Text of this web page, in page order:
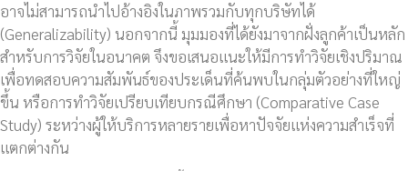
อาจไม่สามารถนำไปอ้างอิงในภาพรวมกับทุกบริษัทได้
(Generalizability) นอกจากนี้ มุมมองที่ได้ยังมาจากฝั่งลูกค้าเป็นหลัก
สำหรับการวิจัยในอนาคต จึงขอเสนอแนะให้มีการทำวิจัยเชิงปริมาณ
เพื่อทดสอบความสัมพันธ์ของประเด็นที่ค้นพบในกลุ่มตัวอย่างที่ใหญ่
ขึ้น หรือการทำวิจัยเปรียบเทียบกรณีศึกษา (Comparative Case
Study) ระหว่างผู้ให้บริการหลายรายเพื่อหาปัจจัยแห่งความสำเร็จที่
แตกต่างกัน